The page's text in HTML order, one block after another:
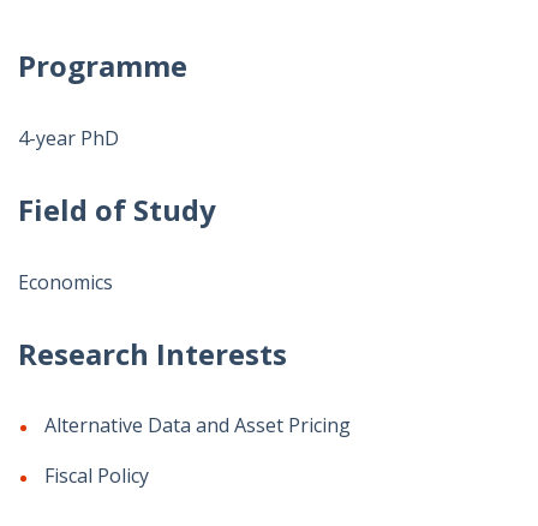
Programme
4-year PhD
Field of Study
Economics
Research Interests
Alternative Data and Asset Pricing
Fiscal Policy